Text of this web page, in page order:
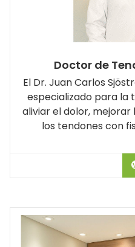
Doctor de
El Dr. Juan Carlos
especializado para la
aliviar el dolor,
los tendones con